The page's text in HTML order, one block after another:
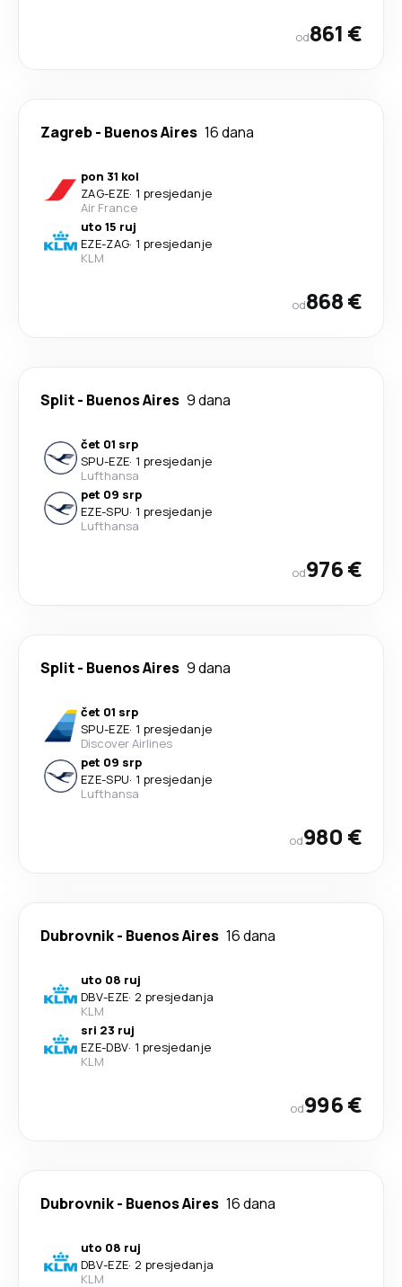
od861 €
Zagreb- Buenos Aires 16 dana
pon 31 kol
ZAG-EZE· 1 presjedanje
Air France
uto 15 ruj
EZE-ZAG· 1 presjedanje
KLM
od868 €
Split- Buenos Aires 9 dana
čet 01 srp
SPU-EZE· 1 presjedanje
Lufthansa
pet 09 srp
EZE-SPU· 1 presjedanje
Lufthansa
od976 €
Split- Buenos Aires 9 dana
čet 01 srp
SPU-EZE· 1 presjedanje
Discover Airlines
pet 09 srp
EZE-SPU· 1 presjedanje
Lufthansa
od980 €
Dubrovnik- Buenos Aires 16 dana
uto 08 ruj
DBV-EZE· 2 presjedanja
KLM
sri 23 ruj
EZE-DBV· 1 presjedanje
KLM
od996 €
Dubrovnik- Buenos Aires 16 dana
uto 08 ruj
DBV-EZE· 2 presjedanja
KLM